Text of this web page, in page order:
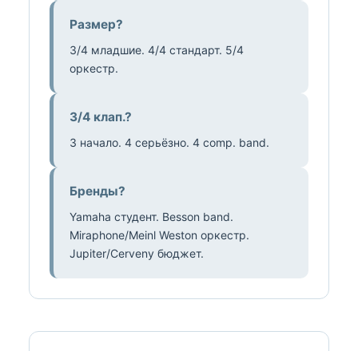
Размер?
3/4 младшие. 4/4 стандарт. 5/4
оркестр.
3/4 клап.?
3 начало. 4 серьёзно. 4 comp. band.
Бренды?
Yamaha студент. Besson band.
Miraphone/Meinl Weston оркестр.
Jupiter/Cerveny бюджет.